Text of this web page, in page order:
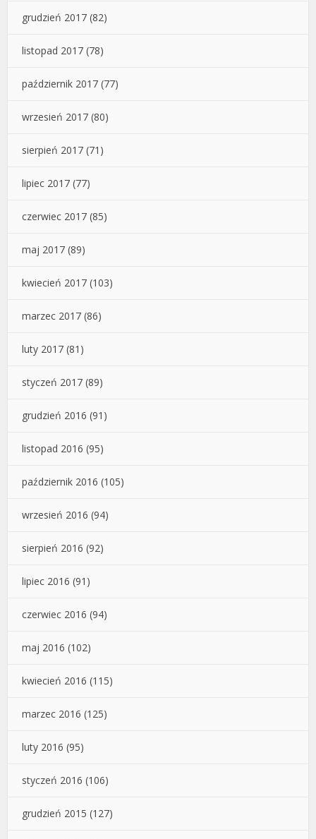
grudzień 2017 (82)
listopad 2017 (78)
październik 2017 (77)
wrzesień 2017 (80)
sierpień 2017 (71)
lipiec 2017 (77)
czerwiec 2017 (85)
maj 2017 (89)
kwiecień 2017 (103)
marzec 2017 (86)
luty 2017 (81)
styczeń 2017 (89)
grudzień 2016 (91)
listopad 2016 (95)
październik 2016 (105)
wrzesień 2016 (94)
sierpień 2016 (92)
lipiec 2016 (91)
czerwiec 2016 (94)
maj 2016 (102)
kwiecień 2016 (115)
marzec 2016 (125)
luty 2016 (95)
styczeń 2016 (106)
grudzień 2015 (127)